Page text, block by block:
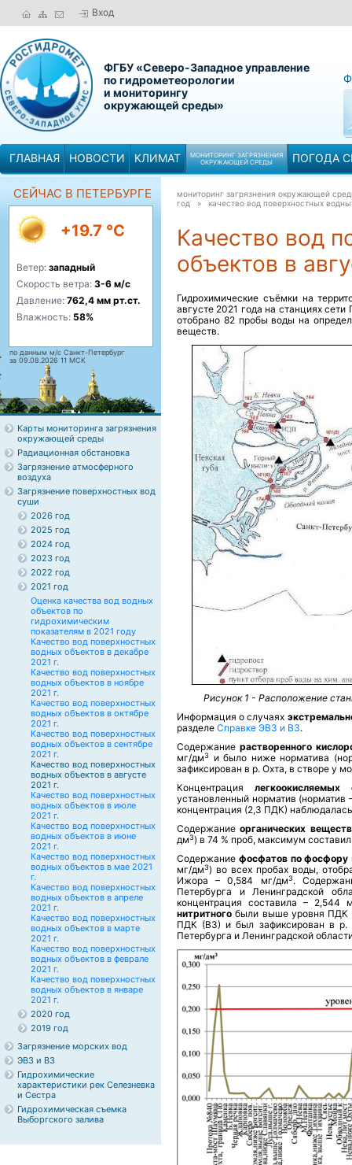
Вход
ФГБУ «Северо-Западное управление
по гидрометеорологии
и мониторингу
окружающей среды»
ГЛАВНАЯ НОВОСТИ КЛИМАТ
МОНИТОРИНГ ЗАГРЯЗНЕНИЯ
ОКРУЖАЮЩЕЙ СРЕДЫ
ПОГОДА
СЕЙЧАС В ПЕТЕРБУРГЕ
+19.7 °C
Ветер: западный
Скорость ветра: 3-6 м/с
Давление: 762,4 мм рт.ст.
Влажность: 58%
по данным м/с Санкт-Петербург
за 09.08.2026 11 МСК
Карты мониторинга загрязнения
окружающей среды
Радиационная обстановка
Загрязнение атмосферного
воздуха
Загрязнение поверхностных вод
суши
2026 год
2025 год
2024 год
2023 год
2022 год
2021 год
Оценка качества вод водных
объектов по
гидрохимическим
показателям в 2021 году
Качество вод поверхностных
водных объектов в декабре
2021 г.
Качество вод поверхностных
водных объектов в ноябре
2021 г.
Качество вод поверхностных
водных объектов в октябре
2021 г.
Качество вод поверхностных
водных объектов в сентябре
2021 г.
Качество вод поверхностных
водных объектов в августе
2021 г.
Качество вод поверхностных
водных объектов в июле
2021 г.
Качество вод поверхностных
водных объектов в июне
2021 г.
Качество вод поверхностных
водных объектов в мае 2021
г.
Качество вод поверхностных
водных объектов в апреле
2021 г.
Качество вод поверхностных
водных объектов в марте
2021 г.
Качество вод поверхностных
водных объектов в феврале
2021 г.
Качество вод поверхностных
водных объектов в январе
2021 г.
2020 год
2019 год
Загрязнение морских вод
ЭВЗ и ВЗ
Гидрохимические
характеристики рек Селезневка
и Сестра
Гидрохимическая съемка
Выборгского залива
мониторинг загрязнения окружающей
год » качество вод поверхностных
Качество вод
объектов в
Гидрохимические съёмки на
августе 2021 года на станциях
отобрано 82 пробы воды на
веществ.
Рисунок 1 - Расположение
Информация о случаях
разделе Справке ЭВЗ и ВЗ.
Содержание растворенного
мг/дм3
и было ниже норматива
зафиксирован в р. Охта, в створе у
Концентрация
установленный норматив (норматив
концентрация (2,3 ПДК)
Содержаниеорганических
дм3) в 74 % проб, максимум
Содержание фосфатов по фосфору
мг/дм3) во всех пробах воды,
Ижора – 0,584 мг/дм3.
Петербурга и Ленинградской
концентрация составила – 2,544
нитритного были выше уровня ПДК
ПДК (ВЗ) и был зафиксирован в р.
Петербурга и Ленинградской